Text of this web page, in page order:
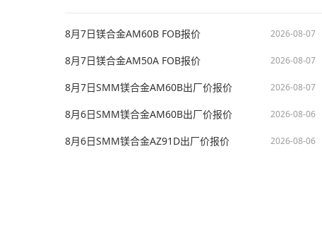
8月7日镁合金AM60B FOB报价 2026-08-07
8月7日镁合金AM50A FOB报价 2026-08-07
8月7日SMM镁合金AM60B出厂价报价 2026-08-07
8月6日SMM镁合金AM60B出厂价报价 2026-08-06
8月6日SMM镁合金AZ91D出厂价报价 2026-08-06